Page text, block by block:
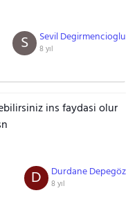
Sevil Degirmencioglu
8 yıl
S
ins faydasi olur
Durdane Depegöz
8 yıl
D